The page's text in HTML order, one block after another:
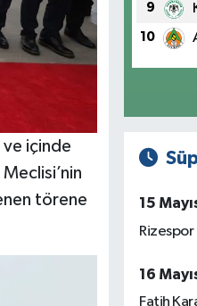
ve içinde
törene
9
10
15
Rizespor
16
Fatih